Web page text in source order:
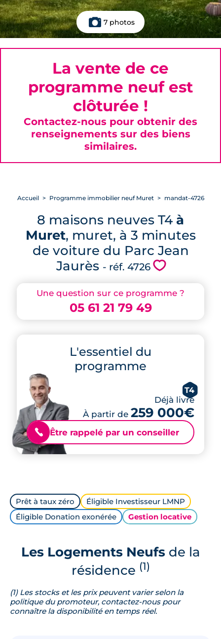
7 photos
Une question sur ce programme ?
05 61 21 79 49
L'essentiel du
programme
T4
Déjà livré
À partir de 259 000€
📞 Être rappelé par un conseiller
Accueil Programme immobilier neuf Muret mandat-4726
8 maisons neuves T4 à
Muret, muret, à 3 minutes
de voiture du Parc Jean
Jaurès - réf. 4726 💗
La vente de ce
programme neuf est
clôturée !
Contactez-nous pour obtenir des
renseignements sur des biens
similaires.
Prêt à taux zéro
Éligible Investisseur LMNP
Éligible Donation exonérée
Gestion locative
Les Logements Neufsde la
résidence (1)
(1) Les stocks et les prix peuvent varier selon la
politique du promoteur, contactez-nous pour
connaître la disponibilité en temps réel.